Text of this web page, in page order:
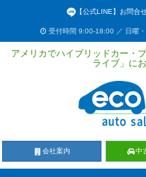
【公式LINE】お問合
受付時間 9:00-18:00 ／ 日曜
アメリカでハイブリッドカー・
ライブ」に
会社案内 中